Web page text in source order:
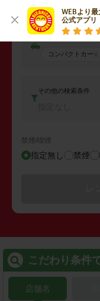
WEBより最
公式アプリ
コンパクトカー
その他の検索条件
禁煙/喫煙
指定無し 禁煙
こだわり条件
店舗名